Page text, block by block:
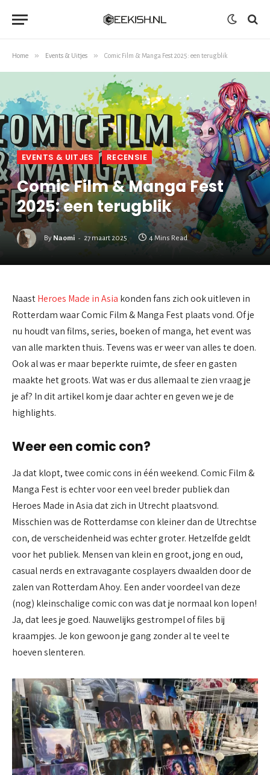
Home » Events & Uitjes » Comic Film & Manga Fest 2025: een terugblik
EVENTS & UITJES RECENSIE
Comic Film & Manga Fest
2025: een terugblik
By Naomi 27 maart 2025 4 Mins Read
NaastHeroes Made in Asia konden fans zich ook uitleven in
Rotterdam waar Comic Film & Manga Fest plaats vond. Of je
nu houdt van films, series, boeken of manga, het event was
van alle markten thuis. Tevens was er weer van alles te doen.
Ook al was er maar beperkte ruimte, de sfeer en gasten
maakte het groots. Wat was er dus allemaal te zien vraag je
je af? In dit artikel kom je daar achter en geven we je de
highlights.
Weer een comic con?
Ja dat klopt, twee comic cons in één weekend. Comic Film &
Manga Fest is echter voor een veel breder publiek dan
Heroes Made in Asia dat zich in Utrecht plaatsvond.
Misschien was de Rotterdamse con kleiner dan de Utrechtse
con, de verscheidenheid was echter groter. Hetzelfde geldt
voor het publiek. Mensen van klein en groot, jong en oud,
casual nerds en extravagante cosplayers dwaalden door de
zalen van Rotterdam Ahoy. Een ander voordeel van deze
(nog) kleinschalige comic con was dat je normaal kon lopen!
Ja, dat lees je goed. Nauwelijks gestrompel of files bij
kraampjes. Je kon gewoon je gang zonder al te veel te
hoeven slenteren.